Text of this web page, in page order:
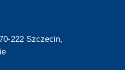
222 Szczecin,